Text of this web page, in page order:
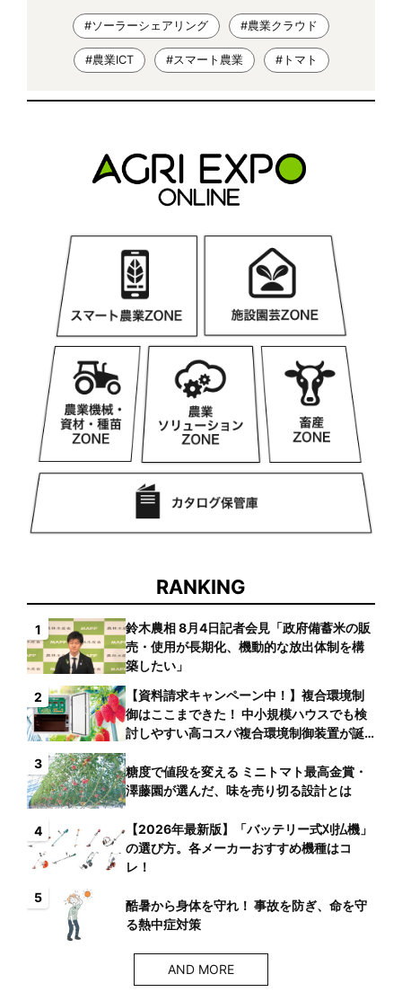
#ソーラーシェアリング #農業クラウド
#農業ICT #スマート農業 #トマト
RANKING
1
鈴木農相 8月4日記者会見「政府備蓄米の販
売・使用が長期化、機動的な放出体制を構
築したい」
2
【資料請求キャンペーン中！】複合環境制
御はここまできた！ 中小規模ハウスでも検
討しやすい高コスパ複合環境制御装置が誕
3
糖度で値段を変える ミニトマト最高金賞・
澤藤園が選んだ、味を売り切る設計とは
4
【2026年最新版】「バッテリー式刈払機」
の選び方。各メーカーおすすめ機種はコ
レ！
5
酷暑から身体を守れ！ 事故を防ぎ、命を守
る熱中症対策
AND MORE